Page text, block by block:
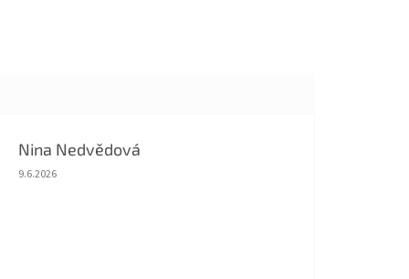
Nina Nedvědová
Hodnocení obchodu je 5 z 5 hvězdiček.
9.6.2026